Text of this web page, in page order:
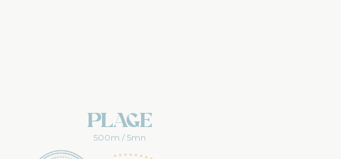
Plage
500m / 5mn